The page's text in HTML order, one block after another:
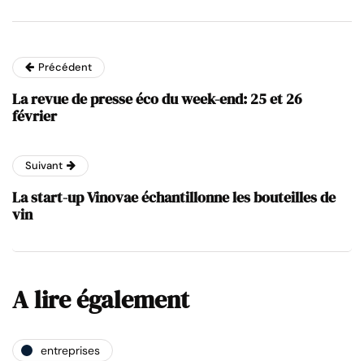
Précédent
La revue de presse éco du week-end: 25 et 26
février
Suivant
La start-up Vinovae échantillonne les bouteilles de
vin
A lire également
entreprises